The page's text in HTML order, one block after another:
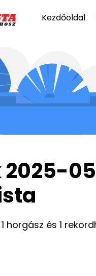
Kezdőoldal
2025-
horgász és 1